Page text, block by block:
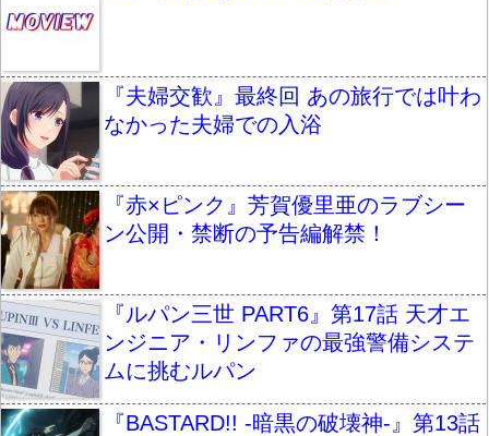
『夫婦交歓』最終回 あの旅行では叶わ
なかった夫婦での入浴
『赤×ピンク』芳賀優里亜のラブシー
ン公開・禁断の予告編解禁！
『ルパン三世 PART6』第17話 天才エ
ンジニア・リンファの最強警備システ
ムに挑むルパン
『BASTARD!! -暗黒の破壊神-』第13話